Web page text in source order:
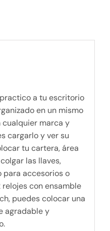
a tu escritorio
en un mismo
marca y
cargarlo y ver su
tu cartera, área
las llaves,
para accesorios o
con ensamble
puedes colocar una
agradable y